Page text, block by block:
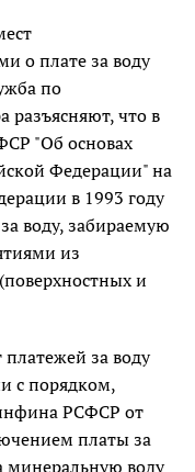
о плате за воду
по
разъясняют, что в
"Об основах
Федерации" на
в 1993 году
воду, забираемую
из
и
за воду
с порядком,
РСФСР от
платы за
минеральную воду